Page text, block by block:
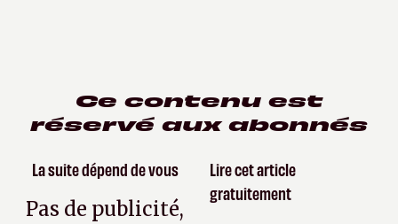
Ce contenu est
réservé aux abonnés
La suite dépend de vous
Pas de publicité,
Lire cet article
gratuitement